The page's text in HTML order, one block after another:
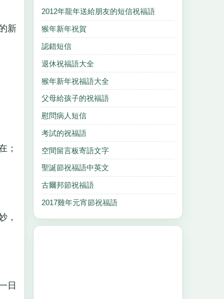
新
；
，
日
2012年龍年送給朋友的短信祝福語
猴年新年祝賀
認錯短信
退休祝福語大全
猴年新年祝福語大全
父母給孩子的祝福語
慰問病人短信
考試的祝福語
空間留言板寄語文字
聖誕節祝福語中英文
古爾邦節祝福語
2017雞年元宵節祝福語